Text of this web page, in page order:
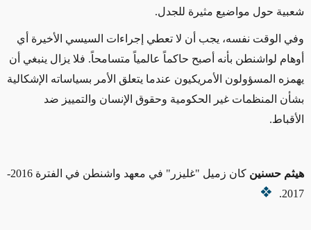
شعبية حول مواضيع مثيرة للجدل.
وفي الوقت نفسه، يجب أن لا تعطي إجراءات السيسي الأخيرة أي
أوهام لواشنطن بأنه أصبح حاكماً عالمياً متسامحاً. فلا يزال ينبغي أن
يهمزه المسؤولون الأمريكيون عندما يتعلق الأمر بسياساته الإشكالية
بشأن المنظمات غير الحكومية وحقوق الإنسان والتمييز ضد
الأقباط.
هيثم حسنين
كان زميل "غليزر" في معهد واشنطن في الفترة 2016-
2017.